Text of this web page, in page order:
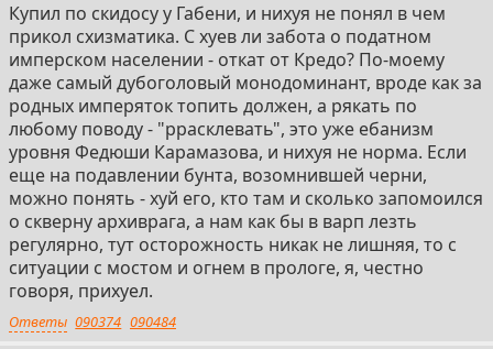
Купил по скидосу у Габени, и нихуя не понял в чем
прикол схизматика. С хуев ли забота о податном
имперском населении - откат от Кредо? По-моему
даже самый дубоголовый монодоминант, вроде как за
родных имперяток топить должен, а рякать по
любому поводу - "ррасклевать", это уже ебанизм
уровня Федюши Карамазова, и нихуя не норма. Если
еще на подавлении бунта, возомнившей черни,
можно понять - хуй его, кто там и сколько запомоился
о скверну архиврага, а нам как бы в варп лезть
регулярно, тут осторожность никак не лишняя, то с
ситуации с мостом и огнем в прологе, я, честно
говоря, прихуел.
Ответы 090374 090484